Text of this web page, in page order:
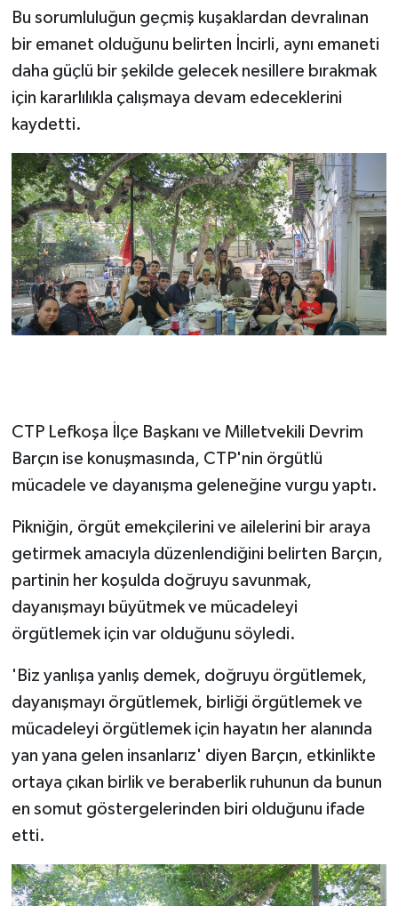
Bu sorumluluğun geçmiş kuşaklardan devralınan
bir emanet olduğunu belirten İncirli, aynı emaneti
daha güçlü bir şekilde gelecek nesillere bırakmak
için kararlılıkla çalışmaya devam edeceklerini
kaydetti.
CTP Lefkoşa İlçe Başkanı ve Milletvekili Devrim
Barçın ise konuşmasında, CTP'nin örgütlü
mücadele ve dayanışma geleneğine vurgu yaptı.
Pikniğin, örgüt emekçilerini ve ailelerini bir araya
getirmek amacıyla düzenlendiğini belirten Barçın,
partinin her koşulda doğruyu savunmak,
dayanışmayı büyütmek ve mücadeleyi
örgütlemek için var olduğunu söyledi.
'Biz yanlışa yanlış demek, doğruyu örgütlemek,
dayanışmayı örgütlemek, birliği örgütlemek ve
mücadeleyi örgütlemek için hayatın her alanında
yan yana gelen insanlarız' diyen Barçın, etkinlikte
ortaya çıkan birlik ve beraberlik ruhunun da bunun
en somut göstergelerinden biri olduğunu ifade
etti.